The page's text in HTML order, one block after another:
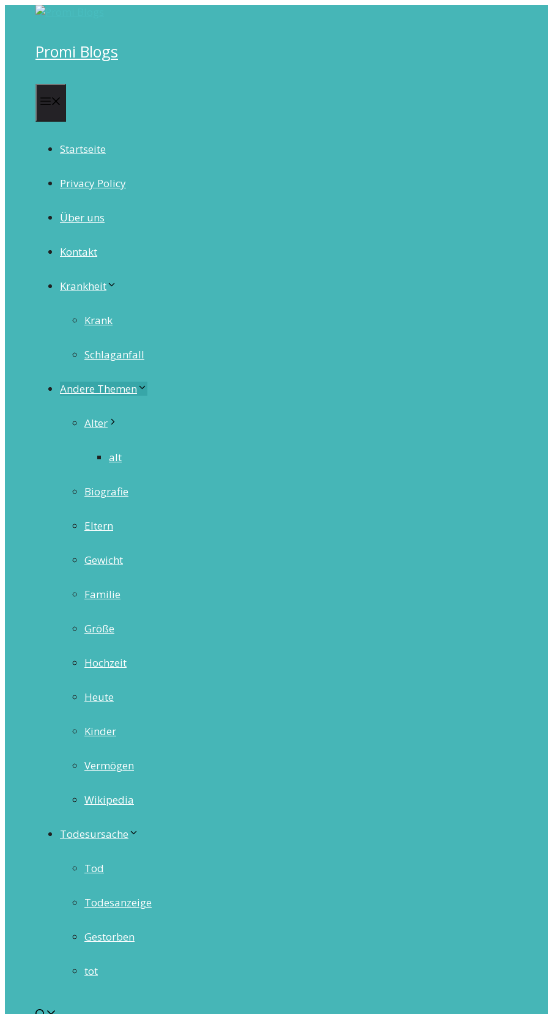
Promi Blogs
Startseite
Privacy Policy
Über uns
Kontakt
Krankheit
Krank
Schlaganfall
Andere Themen
Alter
alt
Biografie
Eltern
Gewicht
Familie
Größe
Hochzeit
Heute
Kinder
Vermögen
Wikipedia
Todesursache
Tod
Todesanzeige
Gestorben
tot